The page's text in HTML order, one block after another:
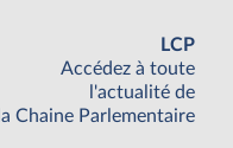
LCP
Accédez à toute
l'actualité de
la Chaine Parlementaire